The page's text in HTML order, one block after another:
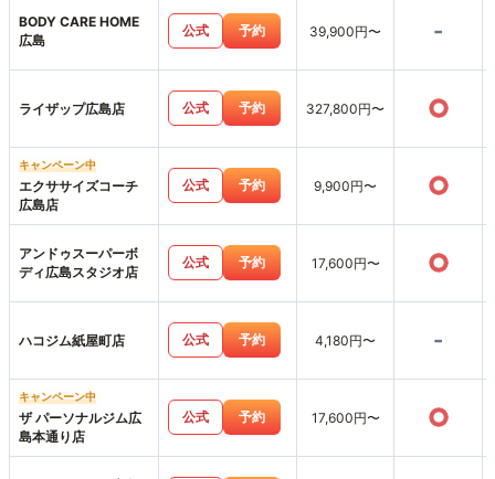
BODY CARE HOME
広島
公式 予約 39,900円〜 -
ライザップ広島店 公式 予約 327,800円〜 ○
キャンペーン中
エクササイズコーチ
広島店
公式 予約 9,900円〜 ○
アンドゥスーパーボ
ディ広島スタジオ店
公式 予約 17,600円〜 ○
ハコジム紙屋町店 公式 予約 4,180円〜 -
キャンペーン中
ザ パーソナルジム広
島本通り店
公式 予約 17,600円〜 ○